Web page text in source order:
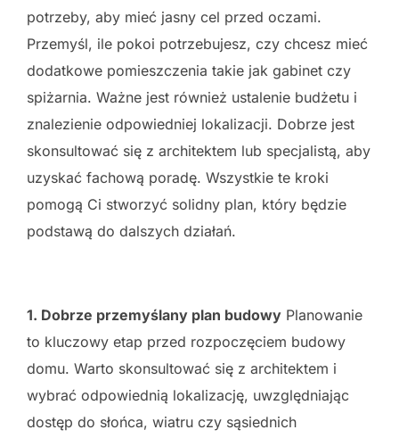
potrzeby, aby mieć jasny cel przed oczami.
Przemyśl, ile pokoi potrzebujesz, czy chcesz mieć
dodatkowe pomieszczenia takie jak gabinet czy
spiżarnia. Ważne jest również ustalenie budżetu i
znalezienie odpowiedniej lokalizacji. Dobrze jest
skonsultować się z architektem lub specjalistą, aby
uzyskać fachową poradę. Wszystkie te kroki
pomogą Ci stworzyć solidny plan, który będzie
podstawą do dalszych działań.
1. Dobrze przemyślany plan budowy Planowanie
to kluczowy etap przed rozpoczęciem budowy
domu. Warto skonsultować się z architektem i
wybrać odpowiednią lokalizację, uwzględniając
dostęp do słońca, wiatru czy sąsiednich